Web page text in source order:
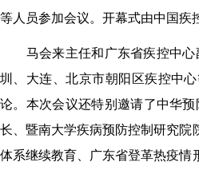
等人员参加会议。开幕式由中国疾
马会来主任和广东省疾控中
圳、大连、北京市朝阳区疾控中
论。本次会议还特别邀请了中华
长、暨南大学疾病预防控制研究院
体系继续教育、广东省登革热疫情